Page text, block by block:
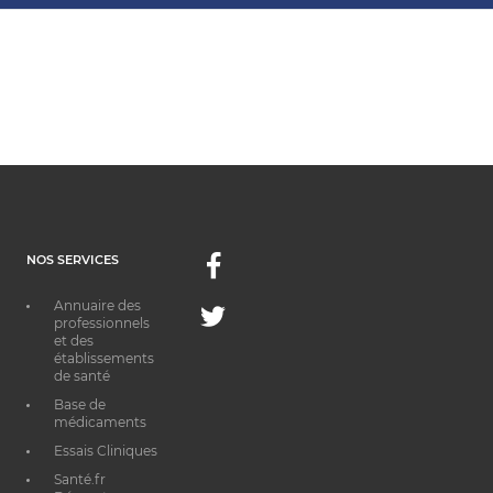
NOS SERVICES
Annuaire des
professionnels
et des
établissements
de santé
Base de
médicaments
Essais Cliniques
Santé.fr
Facebook
Twitter